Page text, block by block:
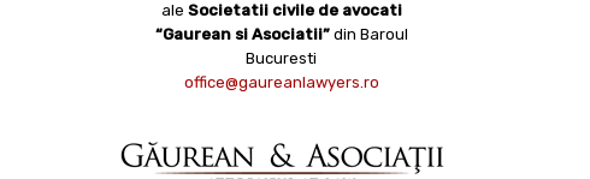
ale Societatii civile de avocati
“Gaurean si Asociatii” din Baroul
Bucuresti
office@gaureanlawyers.ro